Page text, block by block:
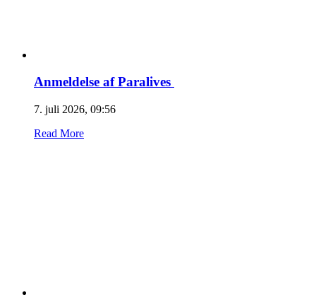
Anmeldelse af Paralives
7. juli 2026, 09:56
Read More